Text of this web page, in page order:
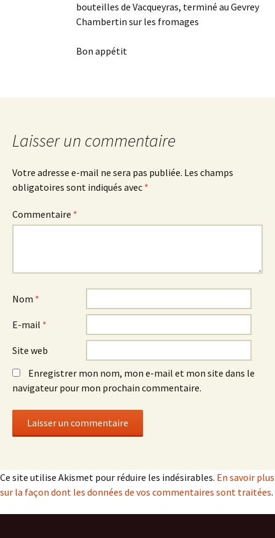
bouteilles de Vacqueyras, terminé au Gevrey
Chambertin sur les fromages
Bon appétit
Laisser un commentaire
Votre adresse e-mail ne sera pas publiée. Les champs
obligatoires sont indiqués avec *
Commentaire *
Nom *
E-mail *
Site web
Enregistrer mon nom, mon e-mail et mon site dans le
navigateur pour mon prochain commentaire.
Ce site utilise Akismet pour réduire les indésirables. En savoir plus
sur la façon dont les données de vos commentaires sont traitées.